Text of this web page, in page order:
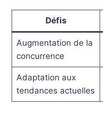
Défis
Augmentation de la
concurrence
Adaptation aux
tendances actuelles